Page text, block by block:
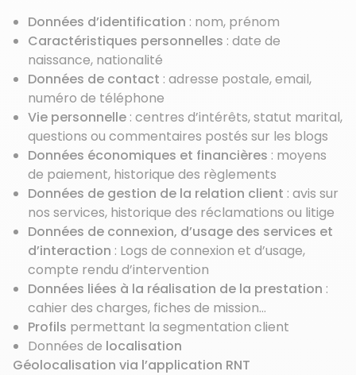
Données d’identification : nom, prénom
Caractéristiques personnelles : date de
naissance, nationalité
Données de contact : adresse postale, email,
numéro de téléphone
Vie personnelle : centres d’intérêts, statut marital,
questions ou commentaires postés sur les blogs
Données économiques et financières : moyens
de paiement, historique des règlements
Données de gestion de la relation client : avis sur
nos services, historique des réclamations ou litige
Données de connexion, d’usage des services et
d’interaction : Logs de connexion et d’usage,
compte rendu d’intervention
Données liées à la réalisation de la prestation :
cahier des charges, fiches de mission…
Profils permettant la segmentation client
Données de localisation
Géolocalisation via l’application RNT